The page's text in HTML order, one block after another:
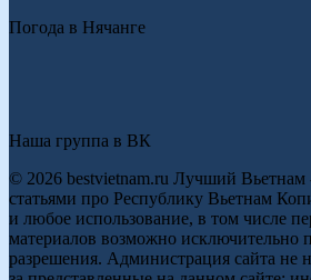
Погода в Нячанге
Наша группа в ВК
© 2026 bestvietnam.ru Лучший Вьетнам
статьями про Республику Вьетнам
и любое использование, в том числе
материалов возможно исключительно
разрешения. Администрация сайта не